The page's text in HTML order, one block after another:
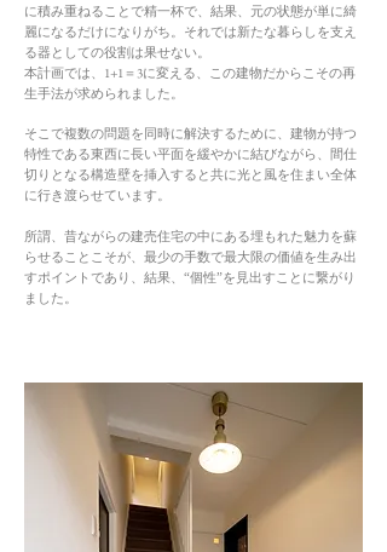
に積み重ねることで精一杯で、結果、元の状態が単に綺
麗になるだけになりがち。それでは新たな暮らしを支え
る器としての役割は果せない。
本計画では、 1+1＝3に変える、この建物だからこその再
生手法が求められました。
そこで複数の問題を同時に解決するために、建物が持つ
特性である東西に長い平面を緩やかに結びながら、間仕
切りとなる構造壁を挿入すると共に光と風を住まい全体
に行き渡らせています。
所謂 、昔ながらの建売住宅の中にある埋もれた魅力を蘇
らせることこそが、最少の手数で最大限の価値を生み出
すポイントであり、結果、“個性”を見出すことに繋がり
ました。